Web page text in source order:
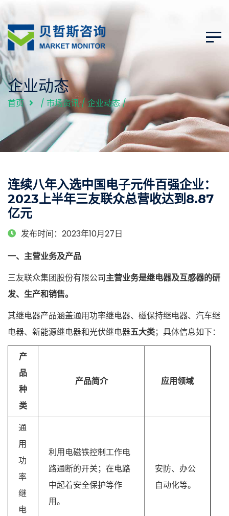
企业动态
首页 / 市场资讯/企业动态/
连续八年入选中国电子元件百强企业：
2023上半年三友联众总营收达到8.87
亿元
发布时间：2023年10月27日
一、主营业务及产品
三友联众集团股份有限公司主营业务是继电器及互感器的研
发、生产和销售。
其继电器产品涵盖通用功率继电器、磁保持继电器、汽车继
电器、新能源继电器和光伏继电器五大类；具体信息如下：
产
品
种
类
产品简介 应用领域
通
用
功
率
继
电
利用电磁铁控制工作电
路通断的开关；在电路
中起着安全保护等作
用。
安防、办公
自动化等。